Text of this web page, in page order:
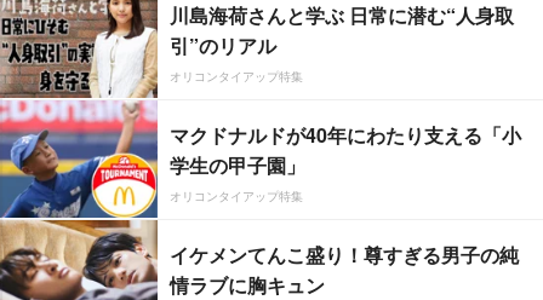
川島海荷さんと学ぶ 日常に潜む“人身取
引”のリアル
オリコンタイアップ特集
マクドナルドが40年にわたり支える「小
学生の甲子園」
オリコンタイアップ特集
イケメンてんこ盛り！尊すぎる男子の純
情ラブに胸キュン